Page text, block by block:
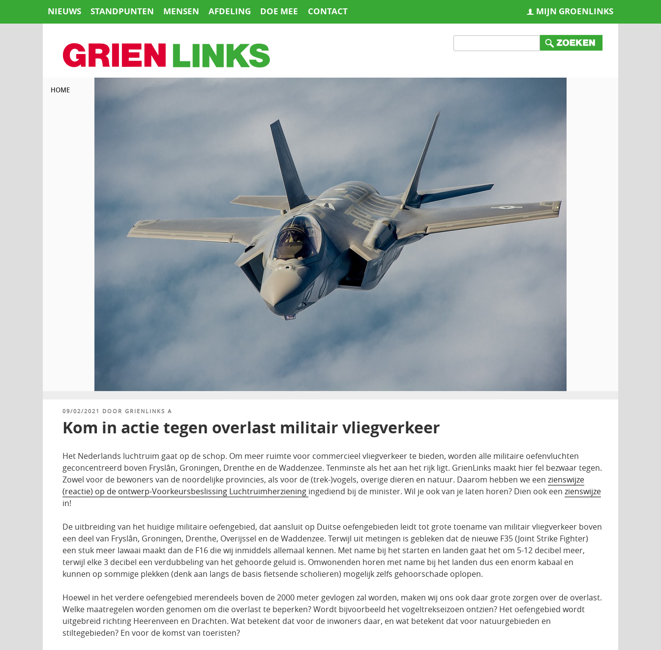
NIEUWS STANDPUNTEN MENSEN AFDELING DOE MEE CONTACT MIJN GROENLINKS
HOME
GEPLAATST
09/02/2021 DOOR GRIENLINKS A
Kom in actie tegen overlast militair vliegverkeer
Het Nederlands luchtruim gaat op de schop. Om meer ruimte voor commercieel vliegverkeer te bieden, worden alle militaire oefenvluchten
geconcentreerd boven Fryslân, Groningen, Drenthe en de Waddenzee. Tenminste als het aan het rijk ligt. GrienLinks maakt hier fel bezwaar tegen.
Zowel voor de bewoners van de noordelijke provincies, als voor de (trek-)vogels, overige dieren en natuur. Daarom hebben we een zienswijze
(reactie) op de ontwerp-Voorkeursbeslissing Luchtruimherziening ingediend bij de minister. Wil je ook van je laten horen? Dien ook een zienswijze
in!
De uitbreiding van het huidige militaire oefengebied, dat aansluit op Duitse oefengebieden leidt tot grote toename van militair vliegverkeer boven
een deel van Fryslân, Groningen, Drenthe, Overijssel en de Waddenzee. Terwijl uit metingen is gebleken dat de nieuwe F35 (Joint Strike Fighter)
een stuk meer lawaai maakt dan de F16 die wij inmiddels allemaal kennen. Met name bij het starten en landen gaat het om 5-12 decibel meer,
terwijl elke 3 decibel een verdubbeling van het gehoorde geluid is. Omwonenden horen met name bij het landen dus een enorm kabaal en
kunnen op sommige plekken (denk aan langs de basis fietsende scholieren) mogelijk zelfs gehoorschade oplopen.
Hoewel in het verdere oefengebied merendeels boven de 2000 meter gevlogen zal worden, maken wij ons ook daar grote zorgen over de overlast.
Welke maatregelen worden genomen om die overlast te beperken? Wordt bijvoorbeeld het vogeltrekseizoen ontzien? Het oefengebied wordt
uitgebreid richting Heerenveen en Drachten. Wat betekent dat voor de inwoners daar, en wat betekent dat voor natuurgebieden en
stiltegebieden? En voor de komst van toeristen?